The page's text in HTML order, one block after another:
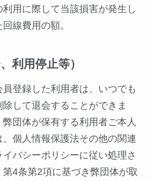
用に際して当該損害が発生し
線費用の額。
利用停止等）
登録した利用者は、いつでも
して退会することができま
団体が保有する利用者ご本人
、個人情報保護法その他の関連
バシーポリシーに従い処理さ
4条第2項に基づき弊団体が取